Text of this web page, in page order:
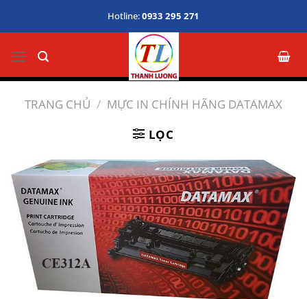
dung
Hotline:0933 295 271
TRANG CHỦ / MỰC IN CHÍNH HÃNG DATAMAX
LỌC